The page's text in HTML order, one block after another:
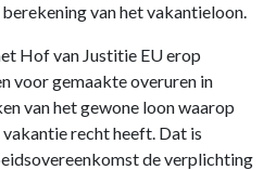
van het vakantieloon.
Hof van Justitie EU erop
voor gemaakte overuren in
van het gewone loon waarop
recht heeft. Dat is
de verplichting